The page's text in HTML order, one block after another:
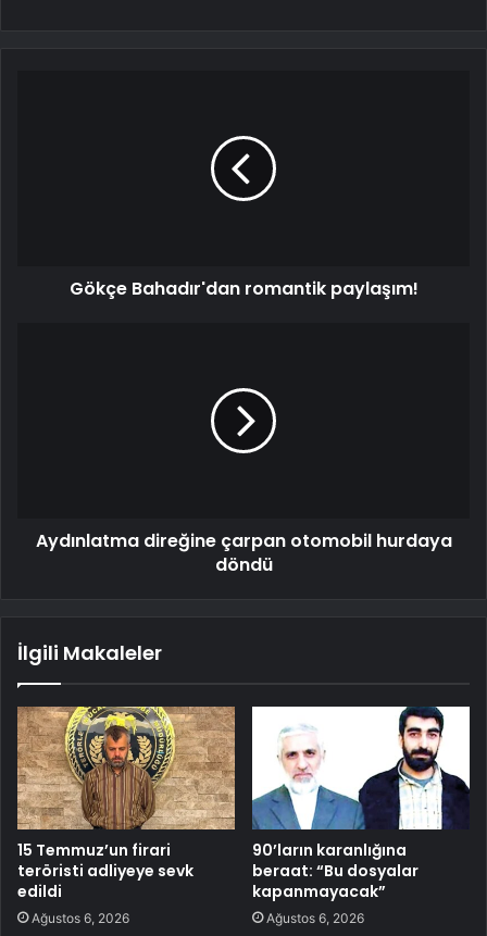
Gökçe Bahadır'dan romantik paylaşım!
Aydınlatma direğine çarpan otomobil hurdaya
döndü
İlgili Makaleler
15 Temmuz’un firari
teröristi adliyeye sevk
edildi
Ağustos 6, 2026
90’ların karanlığına
beraat: “Bu dosyalar
kapanmayacak”
Ağustos 6, 2026